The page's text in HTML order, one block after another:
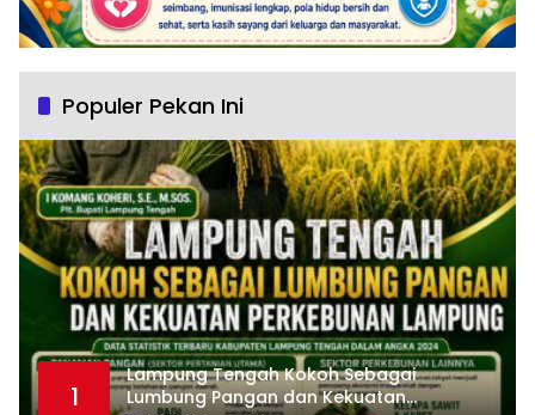
Populer Pekan Ini
1
Lampung Tengah Kokoh Sebagai
Lumbung Pangan dan Kekuatan